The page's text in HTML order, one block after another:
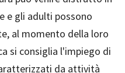
e gli adulti possono
al momento della loro
si consiglia l'impiego di
da attività